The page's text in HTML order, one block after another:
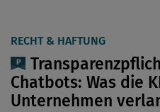
RECHT & HAFTUNG
Chatbots: Was die
Unternehmen